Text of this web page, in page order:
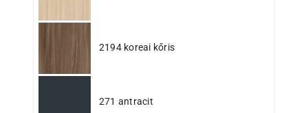
2194 koreai kőris
271 antracit